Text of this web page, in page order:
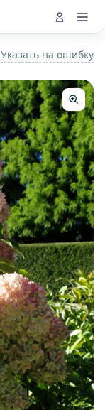
Указать на ошибку